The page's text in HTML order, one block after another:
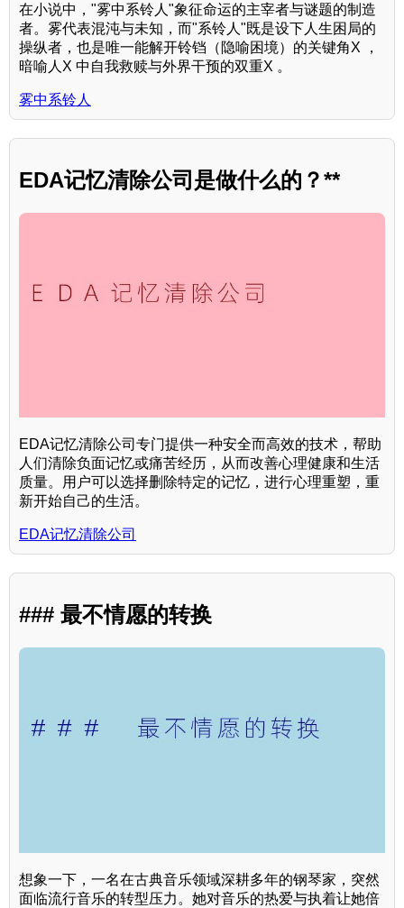
在小说中，"雾中系铃人"象征命运的主宰者与谜题的制造
者。雾代表混沌与未知，而"系铃人"既是设下人生困局的
操纵者，也是唯一能解开铃铛（隐喻困境）的关键角X ，
暗喻人X 中自我救赎与外界干预的双重X 。
雾中系铃人
EDA记忆清除公司是做什么的？**
EDA记忆清除公司专门提供一种安全而高效的技术，帮助
人们清除负面记忆或痛苦经历，从而改善心理健康和生活
质量。用户可以选择删除特定的记忆，进行心理重塑，重
新开始自己的生活。
EDA记忆清除公司
### 最不情愿的转换
想象一下，一名在古典音乐领域深耕多年的钢琴家，突然
面临流行音乐的转型压力。她对音乐的热爱与执着让她倍